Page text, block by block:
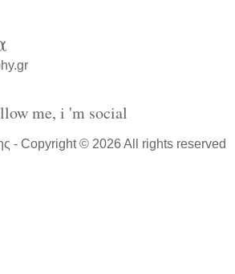
me, i 'm social
- Copyright © 2026 All rights reserved